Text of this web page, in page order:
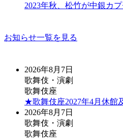
2023年秋、松竹が中銀カ
お知らせ一覧を見る
2026年8月7日
歌舞伎・演劇
歌舞伎座
★歌舞伎座2027年4月休館
2026年8月7日
歌舞伎・演劇
歌舞伎座